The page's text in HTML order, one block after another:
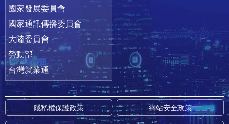
國家發展委員會
國家通訊傳播委員會
大陸委員會
勞動部
台灣就業通
隱私權保護政策 網站安全政策